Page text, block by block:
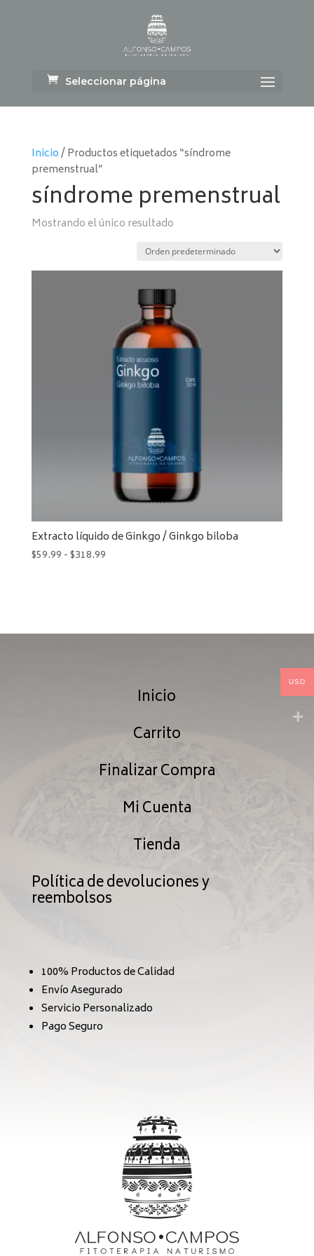
Seleccionar página
Inicio/ Productos etiquetados “síndrome
premenstrual”
síndrome premenstrual
Mostrando el único resultado
Extracto líquido de Ginkgo / Ginkgo biloba
$59.99 -$318.99Rango
hasta
Inicio
Carrito
Finalizar Compra
Mi Cuenta
Tienda
Política de devoluciones y
reembolsos
100% Productos de Calidad
Envío Asegurado
Servicio Personalizado
Pago Seguro
USD